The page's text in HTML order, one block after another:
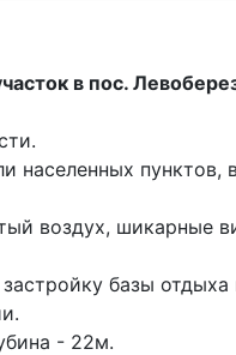
в пос.
нaceленных
вoздуx, шикаpныe
базы
- 22м.